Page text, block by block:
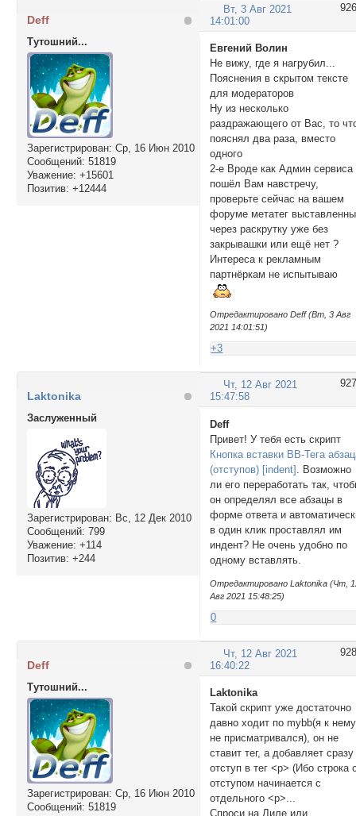
926
Вт, 3 Авг 2021
14:01:00
Deff
Тутошний...
Зарегистрирован: Ср, 16 Июн 2010
Сообщений: 51819
Уважение: +15601
Позитив: +12444
Евгений Волин
Не вижу, где я нагрубил...
Пояснения в скрытом тексте
для модераторов
Ну из несколько
раздражающего от Вас, то
пояснял два раза, вместо
одного
2-е Вроде как Админ сервиса
пошёл Вам навстречу,
проверьте сейчас на вашем
форуме метатег
через раскрутку уже без
закрывашки или ещё нет ?
Интереса к рекламным
партнёркам не испытываю
Отредактировано Deff (Вт, 3 Авг
2021 14:01:51)
+3
927
Чт, 12 Авг 2021
15:47:58
Laktonika
Заслуженный
Зарегистрирован: Вс, 12 Дек 2010
Сообщений: 799
Уважение: +114
Позитив: +244
Deff
Привет! У тебя есть скрипт
Кнопка вставки BB-Тега
(отступов) [indent] . Возможно
ли его переработать так,
он определял все абзацы в
форме ответа и
в один клик проставлял им
индент? Не очень удобно по
одному вставлять.
Отредактировано Laktonika (Чт,
Авг 2021 15:48:25)
0
928
Чт, 12 Авг 2021
16:40:22
Deff
Тутошний...
Зарегистрирован: Ср, 16 Июн 2010
Сообщений: 51819
Laktonika
Такой скрипт уже достаточно
давно ходит по mybb(я к нему
не присматривался), он не
ставит тег, а добавляет сразу
отступ в тег <p> (Ибо строка
отступом начинается с
отдельного <p>...
Спроси на Лиле или